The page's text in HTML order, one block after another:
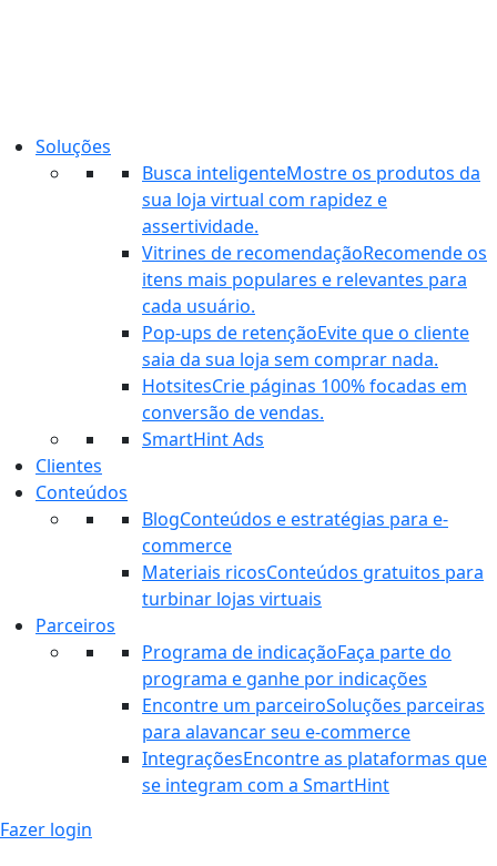
Soluções
Busca inteligenteMostre os produtos da
sua loja virtual com rapidez e
assertividade.
Vitrines de recomendaçãoRecomende os
itens mais populares e relevantes para
cada usuário.
Pop-ups de retençãoEvite que o cliente
saia da sua loja sem comprar nada.
HotsitesCrie páginas 100% focadas em
conversão de vendas.
SmartHint Ads
Clientes
Conteúdos
BlogConteúdos e estratégias para e-
commerce
Materiais ricosConteúdos gratuitos para
turbinar lojas virtuais
Parceiros
Programa de indicaçãoFaça parte do
programa e ganhe por indicações
Encontre um parceiroSoluções parceiras
para alavancar seu e-commerce
IntegraçõesEncontre as plataformas que
se integram com a SmartHint
Fazer login